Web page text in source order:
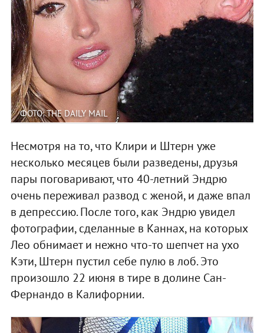
ФОТО: THE DAILY MAIL
Несмотря на то, что Клири и Штерн уже
несколько месяцев были разведены, друзья
пары поговаривают, что 40-летний Эндрю
очень переживал развод с женой, и даже впал
в депрессию. После того, как Эндрю увидел
фотографии, сделанные в Каннах, на которых
Лео обнимает и нежно что-то шепчет на ухо
Кэти, Штерн пустил себе пулю в лоб. Это
произошло 22 июня в тире в долине Сан-
Фернандо в Калифорнии.